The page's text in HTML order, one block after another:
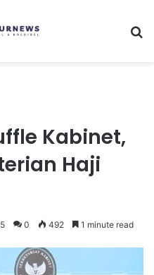
Kabinet,
Haji
0 492 1 minute read